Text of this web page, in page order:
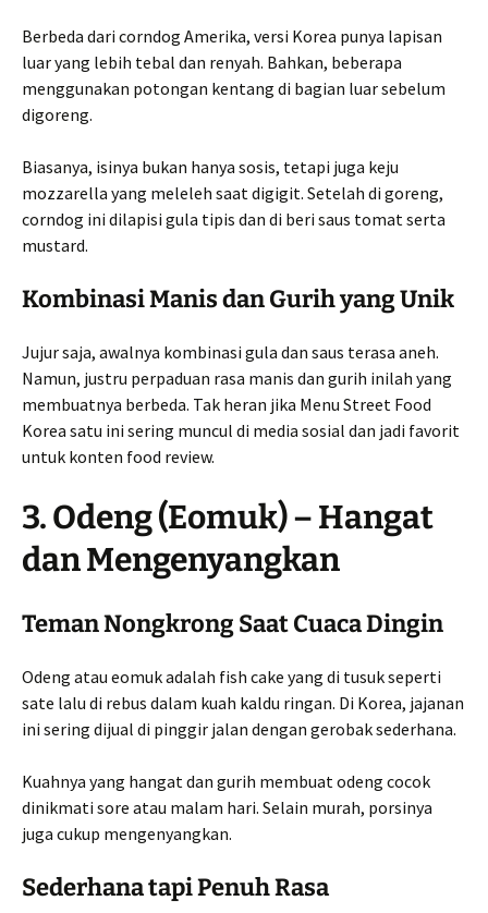
Berbeda dari corndog Amerika, versi Korea punya lapisan
luar yang lebih tebal dan renyah. Bahkan, beberapa
menggunakan potongan kentang di bagian luar sebelum
digoreng.
Biasanya, isinya bukan hanya sosis, tetapi juga keju
mozzarella yang meleleh saat digigit. Setelah di goreng,
corndog ini dilapisi gula tipis dan di beri saus tomat serta
mustard.
Kombinasi Manis dan Gurih yang Unik
Jujur saja, awalnya kombinasi gula dan saus terasa aneh.
Namun, justru perpaduan rasa manis dan gurih inilah yang
membuatnya berbeda. Tak heran jika Menu Street Food
Korea satu ini sering muncul di media sosial dan jadi favorit
untuk konten food review.
3. Odeng (Eomuk) – Hangat
dan Mengenyangkan
Teman Nongkrong Saat Cuaca Dingin
Odeng atau eomuk adalah fish cake yang di tusuk seperti
sate lalu di rebus dalam kuah kaldu ringan. Di Korea, jajanan
ini sering dijual di pinggir jalan dengan gerobak sederhana.
Kuahnya yang hangat dan gurih membuat odeng cocok
dinikmati sore atau malam hari. Selain murah, porsinya
juga cukup mengenyangkan.
Sederhana tapi Penuh Rasa